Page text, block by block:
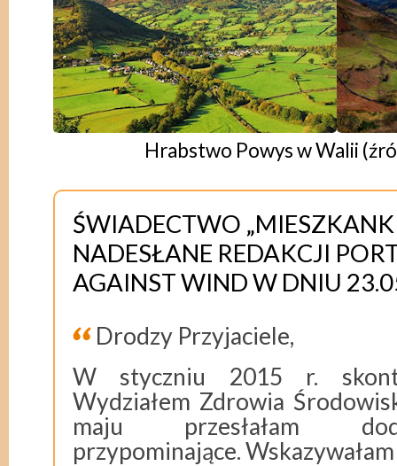
Hrabstwo Powys w Walii
ŚWIADECTWO
NADESŁANE REDAKCJI
AGAINST WIND W DNIU
Drodzy Przyjaciele,
W styczniu 2015 r.
Wydziałem Zdrowia
maju przesłałam
przypominające.